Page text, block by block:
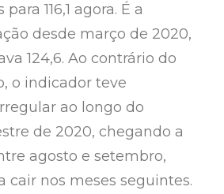
para 116,1 agora. É a
desde março de 2020,
124,6. Ao contrário do
o indicador teve
ao longo do
de 2020, chegando a
agosto e setembro,
cair nos meses seguintes.